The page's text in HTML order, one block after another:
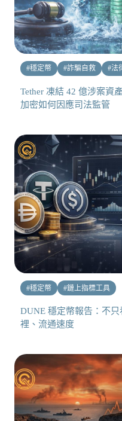
#穩定幣 #詐騙自救 #法
Tether 凍結 42 億涉案資
加密如何因應司法監管
#穩定幣 #鏈上指標工具
DUNE 穩定幣報告：不
裡、流通速度